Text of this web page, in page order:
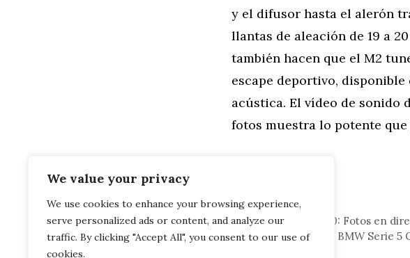
We value your privacy
We use cookies to enhance your browsing experience,
serve personalized ads or content, and analyze our
traffic. By clicking "Accept All", you consent to our use of
cookies.
y el difusor hasta el alerón
llantas de aleación de 19 a
también hacen que el M2
escape deportivo,
acústica. El vídeo de sonido
fotos muestra lo potente
Categorías
General,Motor
BMW Serie 5 G30: Fotos en
Fotos en directo: BMW Serie 5